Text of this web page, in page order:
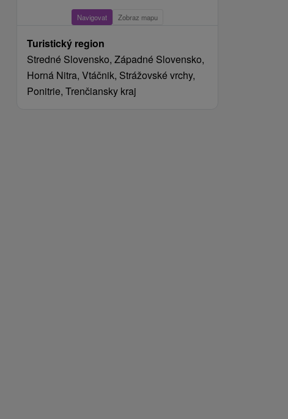
Navigovat Zobraz mapu
Turistický region
Stredné Slovensko, Západné Slovensko,
Horná Nitra, Vtáčnik, Strážovské vrchy,
Ponitrie, Trenčiansky kraj